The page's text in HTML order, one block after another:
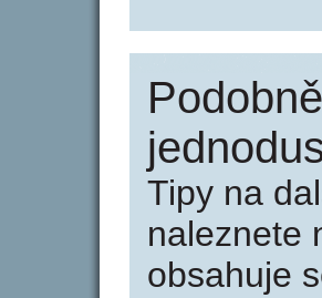
Tipy na
naleznete
obsahuje